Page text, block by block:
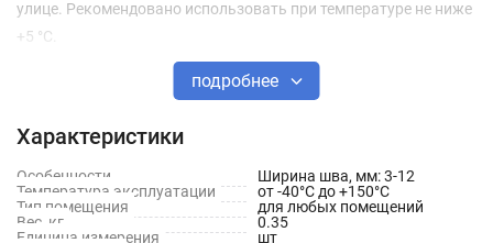
улице. Рекомендовано использовать при температуре не ниже
+5 °С.
Превосходная адгезия к большинству материалов,
Идеален для ванных комнат и кухонь
подробнее
Характеристики
Особенности
Ширина шва, мм: 3-12
Температура эксплуатации
от -40°С до +150°С
Тип помещения
для любых помещений
Вес, кг
0.35
Единица измерения
шт